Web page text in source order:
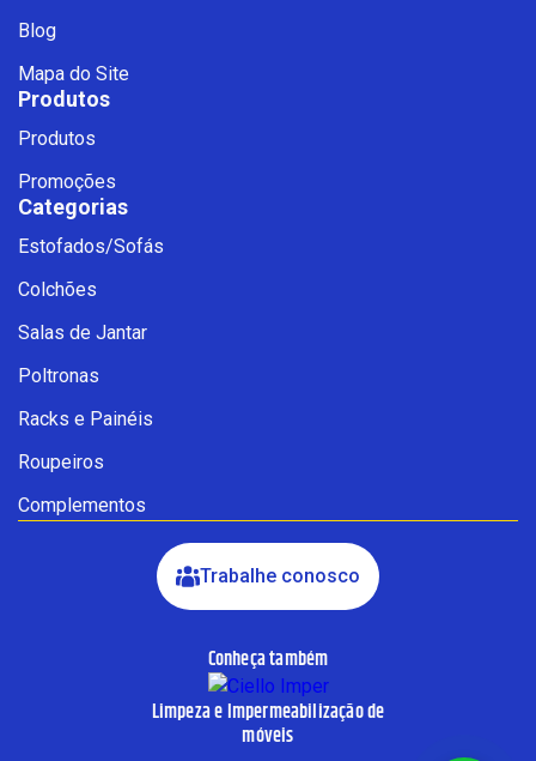
INICIAR CONVERSA
Ao informar meus dados, eu concordo com a política de
Blog
Mapa do Site
Produtos
Produtos
Promoções
Categorias
Estofados/Sofás
Colchões
Salas de Jantar
Poltronas
Racks e Painéis
Roupeiros
Complementos
Trabalhe conosco
Conheça também
Limpeza e Impermeabilização de
móveis